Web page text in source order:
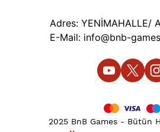
Adres: YENİMAHALLE/
E-Mail: info@bnb-
2025 BnB Games - Bütün